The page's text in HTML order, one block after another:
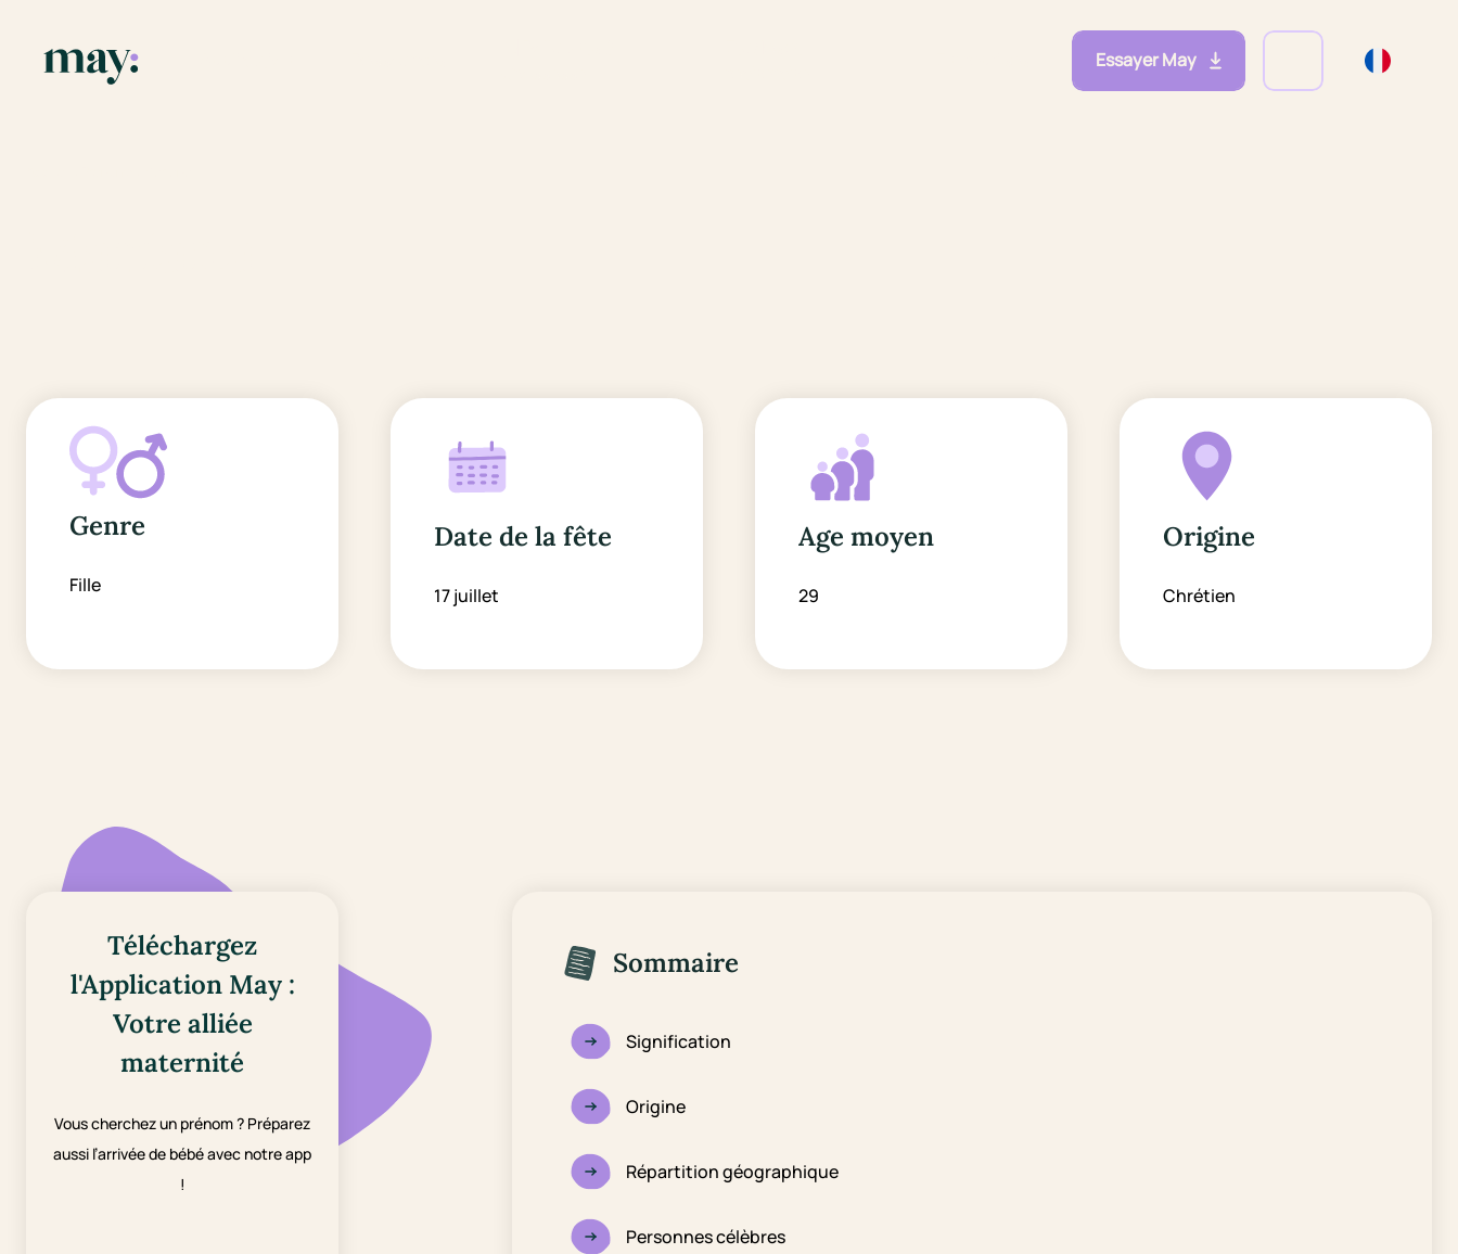
Essayer May
Genre
Fille
Date de la fête
17 juillet
Age moyen
29
Origine
Chrétien
Téléchargez
l'Application May :
Votre alliée
maternité
Vous cherchez un prénom ? Préparez
aussi l’arrivée de bébé avec notre app
!
Sommaire
Signification
Origine
Répartition géographique
Personnes célèbres